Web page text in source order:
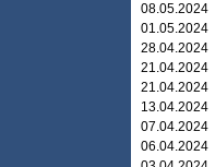
08.05.2024
01.05.2024
28.04.2024
21.04.2024
21.04.2024
13.04.2024
07.04.2024
06.04.2024